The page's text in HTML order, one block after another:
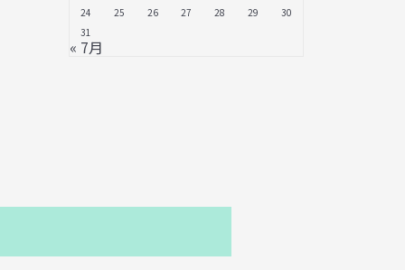
24
25 26 27 28 29
30
31
« 7月